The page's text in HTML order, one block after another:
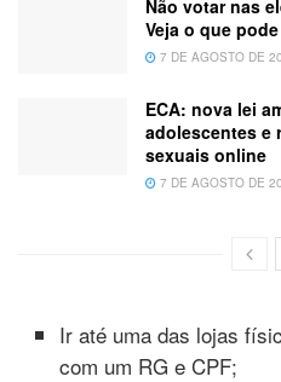
Não votar nas
Veja o que
7 DE AGOSTO DE
ECA: nova lei
adolescentes e
sexuais online
7 DE AGOSTO DE
Ir até uma das lojas
com um RG e CPF;